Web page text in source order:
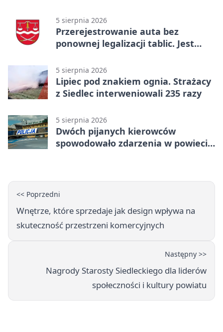
5 sierpnia 2026
Przerejestrowanie auta bez
ponownej legalizacji tablic. Jest
5 sierpnia 2026
Lipiec pod znakiem ognia. Strażacy
z Siedlec interweniowali 235 razy
5 sierpnia 2026
Dwóch pijanych kierowców
spowodowało zdarzenia w powiecie
<< Poprzedni
Wnętrze, które sprzedaje jak design wpływa na
skuteczność przestrzeni komercyjnych
Następny >>
Nagrody Starosty Siedleckiego dla liderów
społeczności i kultury powiatu